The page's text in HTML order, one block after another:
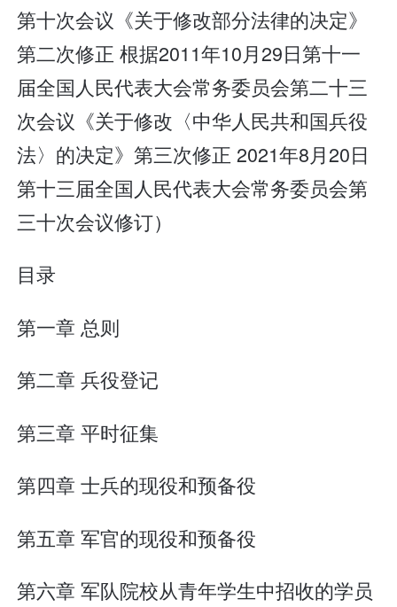
第十次会议《关于修改部分法律的决定》
第二次修正 根据2011年10月29日第十一
届全国人民代表大会常务委员会第二十三
次会议《关于修改〈中华人民共和国兵役
法〉的决定》第三次修正 2021年8月20日
第十三届全国人民代表大会常务委员会第
三十次会议修订）
目录
第一章 总则
第二章 兵役登记
第三章 平时征集
第四章 士兵的现役和预备役
第五章 军官的现役和预备役
第六章 军队院校从青年学生中招收的学员